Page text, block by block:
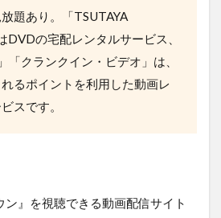
題あり。「TSUTAYA
DVDの宅配レンタルサービス、
「クランクイン・ビデオ」は、
るポイントを利用した動画レ
スです。
ン』を視聴できる動画配信サイト